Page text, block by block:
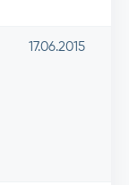
17.06.2015